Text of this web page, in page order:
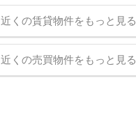
近くの賃貸物件をもっと見る
近くの売買物件をもっと見る